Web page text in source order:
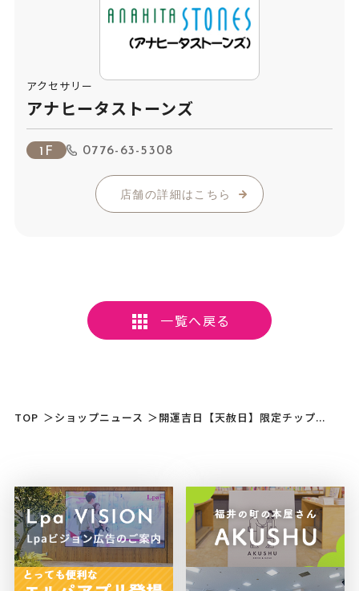
アクセサリー
アナヒータストーンズ
1F 0776-63-5308
店舗の詳細はこちら
一覧へ戻る
TOP ＞ショップニュース ＞開運吉日【天赦日】限定チップ...